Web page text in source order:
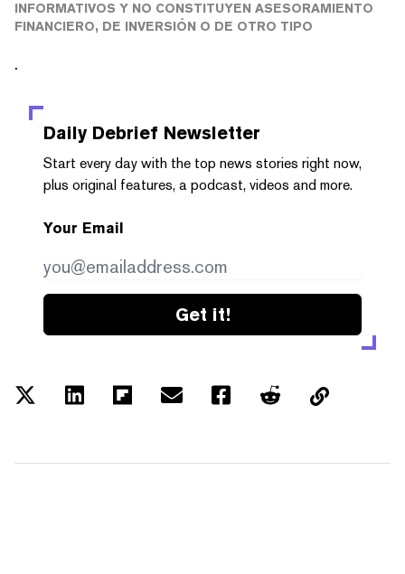
INFORMATIVOS Y NO CONSTITUYEN ASESORAMIENTO
FINANCIERO, DE INVERSIÓN O DE OTRO TIPO
.
Daily Debrief Newsletter
Start every day with the top news stories right now,
plus original features, a podcast, videos and more.
Your Email
Get it!